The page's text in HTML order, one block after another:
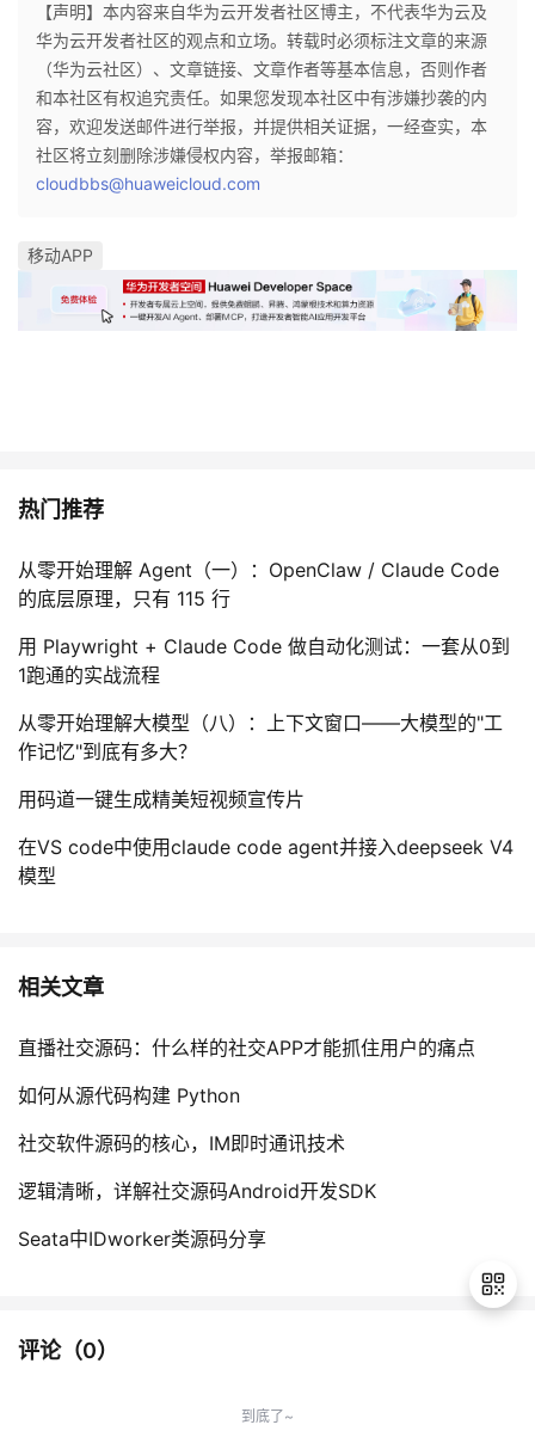
学
堂
我
课
的
我
持
我
的
术
我
云
【声明】本内容来自华为云开发者社区博主，不代表华为云及
华为云开发者社区的观点和立场。转载时必须标注文章的来源
（华为云社区）、文章链接、文章作者等基本信息，否则作者
和本社区有权追究责任。如果您发现本社区中有涉嫌抄袭的内
容，欢迎发送邮件进行举报，并提供相关证据，一经查实，本
社区将立刻删除涉嫌侵权内容，举报邮箱：
cloudbbs@huaweicloud.com
移动APP
热门推荐
从零开始理解 Agent（一）：OpenClaw / Claude Code
的底层原理，只有 115 行
用 Playwright + Claude Code 做自动化测试：一套从0到
1跑通的实战流程
从零开始理解大模型（八）：上下文窗口——大模型的"工
作记忆"到底有多大？
用码道一键生成精美短视频宣传片
在VS code中使用claude code agent并接入deepseek V4
模型
相关文章
直播社交源码：什么样的社交APP才能抓住用户的痛点
如何从源代码构建 Python
社交软件源码的核心，IM即时通讯技术
逻辑清晰，详解社交源码Android开发SDK
Seata中IDworker类源码分享
评论（0）
到底了~